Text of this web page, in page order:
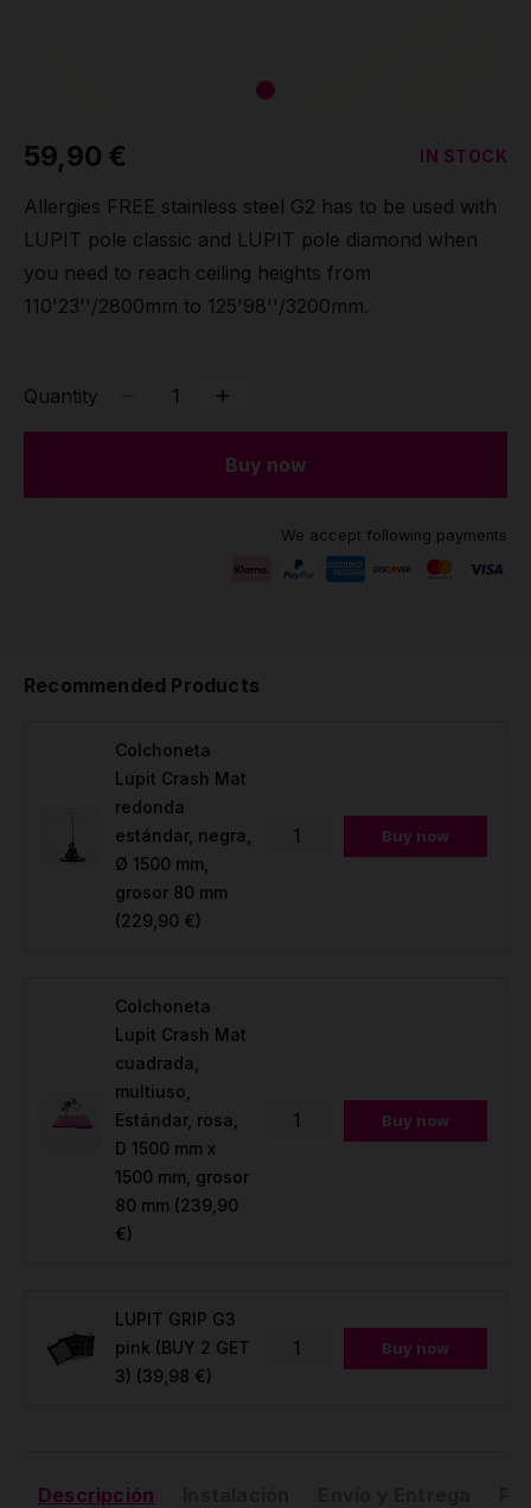
59,90 € IN STOCK
Allergies FREE stainless steel G2 has to be used with
LUPIT pole classic and LUPIT pole diamond when
you need to reach ceiling heights from
110'23''/2800mm to 125'98''/3200mm.
Quantity
Buy now
We accept following payments
Recommended Products
Colchoneta
Lupit Crash Mat
redonda
estándar, negra,
Ø 1500 mm,
grosor 80 mm
(229,90 €)
Buy now
Colchoneta
Lupit Crash Mat
cuadrada,
multiuso,
Estándar, rosa,
D 1500 mm x
1500 mm, grosor
80 mm (239,90
€)
Buy now
LUPIT GRIP G3
pink (BUY 2 GET
3) (39,98 €)
Buy now
Descripción